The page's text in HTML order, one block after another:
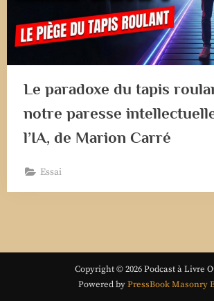
Le paradoxe du tapis
notre paresse
l’IA, de Marion Carré
Essai
Copyright © 2026 Podcast à Livre
Powered byPressBook Masonry